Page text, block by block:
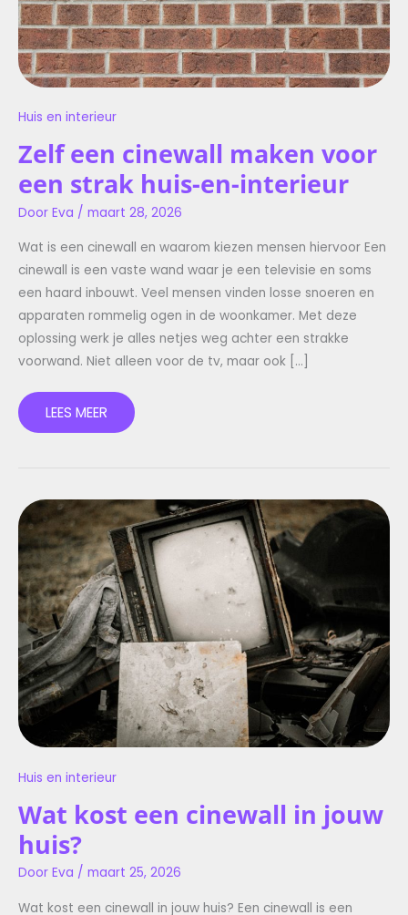
Huis en interieur
Zelf een cinewall maken voor
een strak huis-en-interieur
Door Eva / maart 28, 2026
Wat is een cinewall en waarom kiezen mensen hiervoor Een
cinewall is een vaste wand waar je een televisie en soms
een haard inbouwt. Veel mensen vinden losse snoeren en
apparaten rommelig ogen in de woonkamer. Met deze
oplossing werk je alles netjes weg achter een strakke
voorwand. Niet alleen voor de tv, maar ook […]
LEES MEER
Huis en interieur
Wat kost een cinewall in jouw
huis?
Door Eva / maart 25, 2026
Wat kost een cinewall in jouw huis? Een cinewall is een
WAT
KOST
EEN
CINEWALL
JOUW
HUIS?